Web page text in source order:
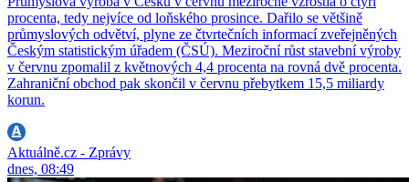
procenta, tedy nejvíce od loňského prosince. Dařilo se většině
průmyslových odvětví, plyne ze čtvrtečních informací zveřejněných
Českým statistickým úřadem (ČSÚ). Meziroční růst stavební výroby
v červnu zpomalil z květnových 4,4 procenta na rovná dvě procenta.
Zahraniční obchod pak skončil v červnu přebytkem 15,5 miliardy
korun.
Aktuálně.cz - Zprávy
dnes, 08:49